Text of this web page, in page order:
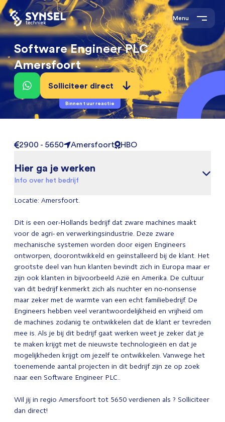
Menu
Software Engineer PLC
Amersfoort
Solliciteer direct
Binnen 1 uur reactie
2900 - 5650 Amersfoort HBO
Hier ga je werken
Info over het bedrijf
Locatie: Amersfoort.
Dit is een oer-Hollands bedrijf dat zware machines maakt
voor de agri- en verwerkingsindustrie. Deze zware
mechanische systemen worden door eigen Engineers
ontworpen, doorontwikkeld en geïnstalleerd bij de klant. Het
grootste deel van hun klanten bevindt zich in Europa maar er
zijn ook klanten in bijvoorbeeld Azië en Amerika. De cultuur
van dit bedrijf kenmerkt zich als nuchter en no-nonsense
maar zeker met de warmte van een echt familiebedrijf. De
Engineers hebben veel verantwoordelijkheid en vrijheid om
de machines zodanig te ontwikkelen dat de klant er tevreden
mee is. Als je bij dit bedrijf gaat werken weet je zeker dat je
te maken krijgt met de nieuwste technologieën en dat je
mogelijkheden krijgt om jezelf te ontwikkelen. Vanwege het
toenemende aantal projecten in dit bedrijf zijn ze op zoek
naar een Software Engineer PLC..
Wil jij in regio Amersfoort tot 5650 verdienen als ? Solliciteer
dan direct!